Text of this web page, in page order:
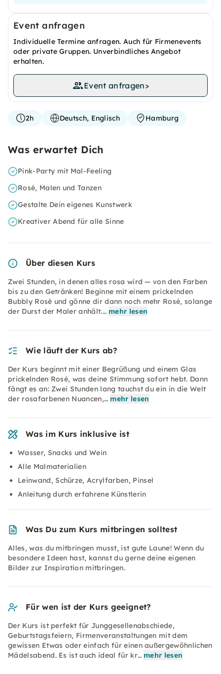
Event anfragen
Individuelle Termine anfragen. Auch für Firmenevents
oder private Gruppen. Unverbindliches Angebot
erhalten.
Event anfragen>
2h Deutsch, Englisch Hamburg
Was erwartet Dich
Pink-Party mit Mal-Feeling
Rosé, Malen und Tanzen
Gestalte Dein eigenes Kunstwerk
Kreativer Abend für alle Sinne
Über diesen Kurs
Zwei Stunden, in denen alles rosa wird — von den Farben
bis zu den Getränken! Beginne mit einem prickelnden
Bubbly Rosé und gönne dir dann noch mehr Rosé, solange
der Durst der Maler anhält.… mehr lesen
Wie läuft der Kurs ab?
Der Kurs beginnt mit einer Begrüßung und einem Glas
prickelnden Rosé, was deine Stimmung sofort hebt. Dann
fängt es an: Zwei Stunden lang tauchst du ein in die Welt
der rosafarbenen Nuancen,… mehr lesen
Was im Kurs inklusive ist
Wasser, Snacks und Wein
Alle Malmaterialien
Leinwand, Schürze, Acrylfarben, Pinsel
Anleitung durch erfahrene Künstlerin
Was Du zum Kurs mitbringen solltest
Alles, was du mitbringen musst, ist gute Laune! Wenn du
besondere Ideen hast, kannst du gerne deine eigenen
Bilder zur Inspiration mitbringen.
Für wen ist der Kurs geeignet?
Der Kurs ist perfekt für Junggesellenabschiede,
Geburtstagsfeiern, Firmenveranstaltungen mit dem
gewissen Etwas oder einfach für einen außergewöhnlichen
Mädelsabend. Es ist auch ideal für kr… mehr lesen